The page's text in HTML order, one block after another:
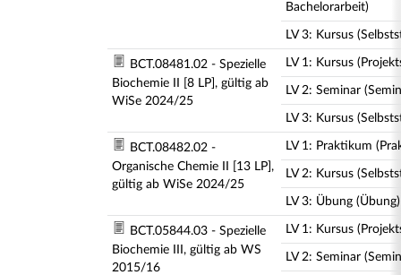
Bachelorarbeit)
LV 3: Kursus
BCT.08481.02 - Spezielle
Biochemie II [8 LP], gültig ab
WiSe 2024/25
LV 1: Kursus
LV 2: Seminar
LV 3: Kursus
BCT.08482.02 -
Organische Chemie II [13 LP],
gültig ab WiSe 2024/25
LV 1: Praktikum
LV 2: Kursus
LV 3: Übung (Übung)
BCT.05844.03 - Spezielle
Biochemie III, gültig ab WS
2015/16
LV 1: Kursus
LV 2: Seminar